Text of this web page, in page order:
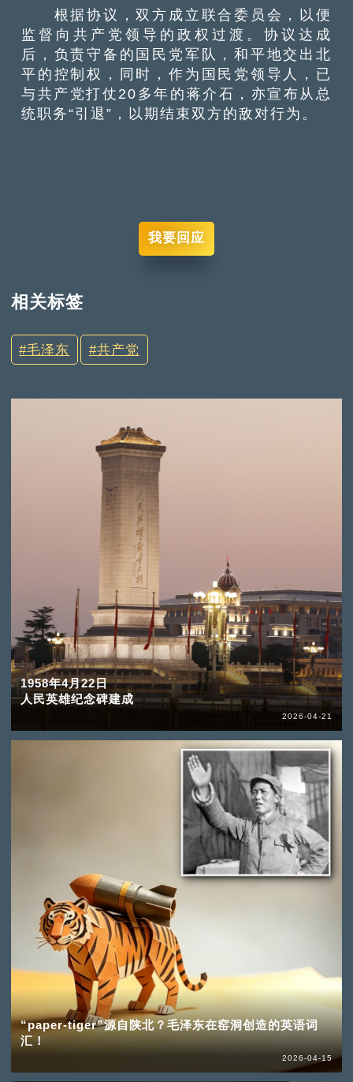
根据协议，双方成立联合委员会，以便
监督向共产党领导的政权过渡。协议达成
后，负责守备的国民党军队，和平地交出北
平的控制权，同时，作为国民党领导人，已
与共产党打仗20多年的蒋介石，亦宣布从总
统职务“引退”，以期结束双方的敌对行为。
我要回应
相关标签
毛泽东 共产党
1958年4月22日
人民英雄纪念碑建成
2026-04-21
“paper-tiger”源自陕北？毛泽东在窑洞创造的英语词
汇！
2026-04-15